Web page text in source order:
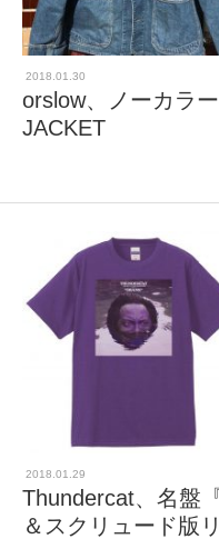
2018.01.30
orslow、ノーカラ
JACKET
2018.01.29
Thundercat、名盤
＆スクリュード版